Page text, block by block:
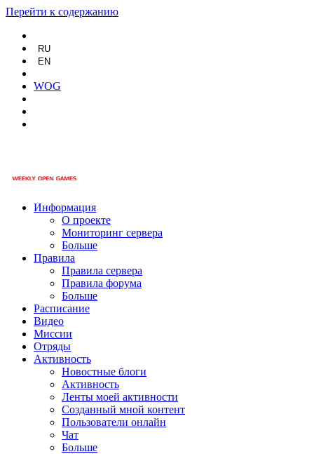
Перейти к содержанию
RU
EN
WOG
Информация
О проекте
Мониторинг сервера
Больше
Правила
Правила сервера
Правила форума
Больше
Расписание
Видео
Миссии
Отряды
Активность
Новостные блоги
Активность
Ленты моей активности
Созданный мной контент
Пользователи онлайн
Чат
Больше